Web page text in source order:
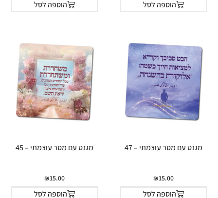
הוספה לסל הוספה לסל
מגנט עם מסר עוצמתי – 47
₪15.00
הוספה לסל
מגנט עם מסר עוצמתי – 45
₪15.00
הוספה לסל